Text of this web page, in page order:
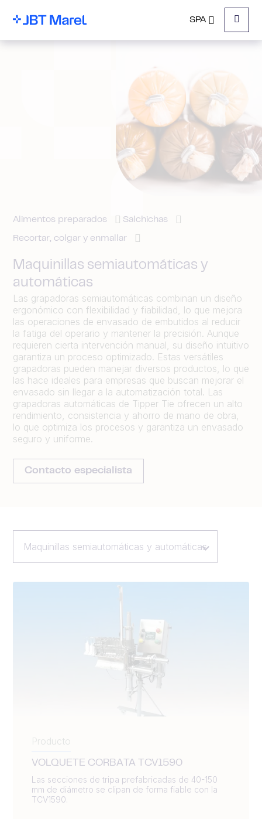
SPA
Menu
Alimentos preparados Salchichas
Recortar, colgar y enmallar
Maquinillas semiautomáticas y
automáticas
Las grapadoras semiautomáticas combinan un diseño
ergonómico con flexibilidad y fiabilidad, lo que mejora
las operaciones de envasado de embutidos al reducir
la fatiga del operario y mantener la precisión. Aunque
requieren cierta intervención manual, su diseño intuitivo
garantiza un proceso optimizado. Estas versátiles
grapadoras pueden manejar diversos productos, lo que
las hace ideales para empresas que buscan mejorar el
envasado sin llegar a la automatización total. Las
grapadoras automáticas de Tipper Tie ofrecen un alto
rendimiento, consistencia y ahorro de mano de obra,
lo que optimiza los procesos y garantiza un envasado
seguro y uniforme.
Contacto especialista
Maquinillas semiautomáticas y automáticas
Producto
VOLQUETE CORBATA TCV1590
Las secciones de tripa prefabricadas de 40-150
mm de diámetro se clipan de forma fiable con la
TCV1590.